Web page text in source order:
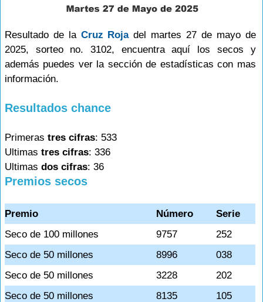
Resultado de la Cruz Rojadel martes 27 de mayo de
2025, sorteo no. 3102, encuentra aquí los secos y
además puedes ver la sección de estadísticas con mas
información.
Resultados chance
Primeras tres cifras: 533
Ultimas tres cifras: 336
Ultimas dos cifras: 36
Premios secos
Premio Número
Serie
Seco de 100 millones
9757
252
Seco de 50 millones
8996
038
Seco de 50 millones
3228
202
Seco de 50 millones
8135
105